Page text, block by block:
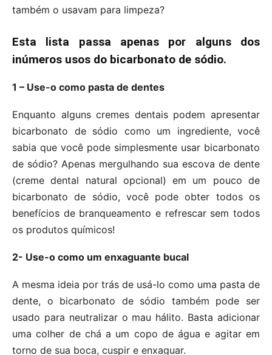
também o usavam para limpeza?
Esta lista passa apenas por alguns dos
inúmeros usos do bicarbonato de sódio.
1 – Use-o como pasta de dentes
Enquanto alguns cremes dentais podem apresentar
bicarbonato de sódio como um ingrediente, você
sabia que você pode simplesmente usar bicarbonato
de sódio? Apenas mergulhando sua escova de dente
(creme dental natural opcional) em um pouco de
bicarbonato de sódio, você pode obter todos os
benefícios de branqueamento e refrescar sem todos
os produtos químicos!
2- Use-o como um enxaguante bucal
A mesma ideia por trás de usá-lo como uma pasta de
dente, o bicarbonato de sódio também pode ser
usado para neutralizar o mau hálito. Basta adicionar
uma colher de chá a um copo de água e agitar em
torno de sua boca, cuspir e enxaguar.